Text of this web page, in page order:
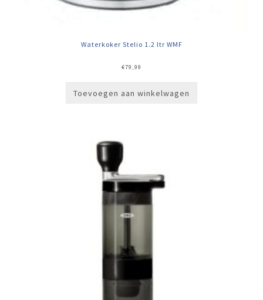
Waterkoker Stelio 1.2 ltr WMF
€79,99
Toevoegen aan winkelwagen